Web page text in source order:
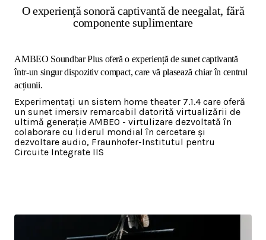
O experiență sonoră captivantă de neegalat, fără
componente suplimentare
AMBEO Soundbar Plus oferă o experiență de sunet captivantă
într-un singur dispozitiv compact, care vă plasează chiar în centrul
acțiunii.
Experimentați un sistem home theater 7.1.4 care oferă
un sunet imersiv remarcabil datorită virtualizării de
ultimă generație AMBEO - virtulizare dezvoltată în
colaborare cu liderul mondial în cercetare și
dezvoltare audio, Fraunhofer-Institutul pentru
Circuite Integrate IIS